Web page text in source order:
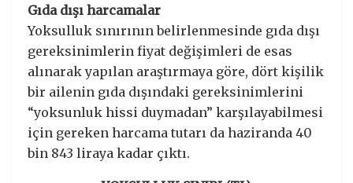
Gıda dışı harcamalar
Yoksulluk sınırının belirlenmesinde gıda dışı
gereksinimlerin fiyat değişimleri de esas
alınarak yapılan araştırmaya göre, dört kişilik
bir ailenin gıda dışındaki gereksinimlerini
“yoksunluk hissi duymadan” karşılayabilmesi
için gereken harcama tutarı da haziranda 40
bin 843 liraya kadar çıktı.